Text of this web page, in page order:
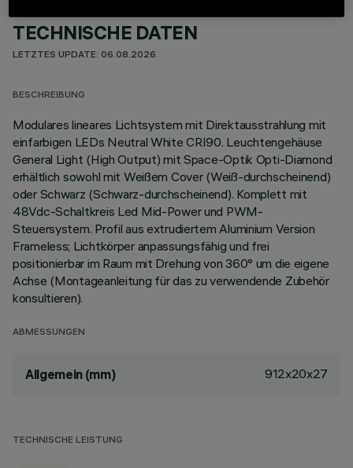
TECHNISCHE DATEN
LETZTES UPDATE: 06.08.2026
BESCHREIBUNG
Modulares lineares Lichtsystem mit Direktausstrahlung mit
einfarbigen LEDs Neutral White CRI90. Leuchtengehäuse
General Light (High Output) mit Space-Optik Opti-Diamond
erhältlich sowohl mit Weißem Cover (Weiß-durchscheinend)
oder Schwarz (Schwarz-durchscheinend). Komplett mit
48Vdc-Schaltkreis Led Mid-Power und PWM-
Steuersystem. Profil aus extrudiertem Aluminium Version
Frameless; Lichtkörper anpassungsfähig und frei
positionierbar im Raum mit Drehung von 360° um die eigene
Achse (Montageanleitung für das zu verwendende Zubehör
konsultieren).
ABMESSUNGEN
Allgemein (mm) 912x20x27
TECHNISCHE LEISTUNG